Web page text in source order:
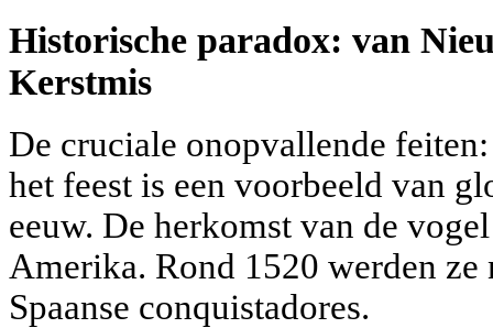
Historische paradox: van
Kerstmis
De cruciale onopvallende
het feest is een voorbeeld van
eeuw. De herkomst van de
Amerika. Rond 1520 werden ze
Spaanse conquistadores.